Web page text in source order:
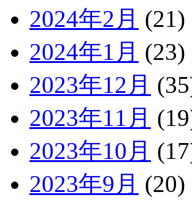
2024年2月 (21)
2024年1月 (23)
2023年12月
2023年11月
2023年10月
2023年9月 (20)